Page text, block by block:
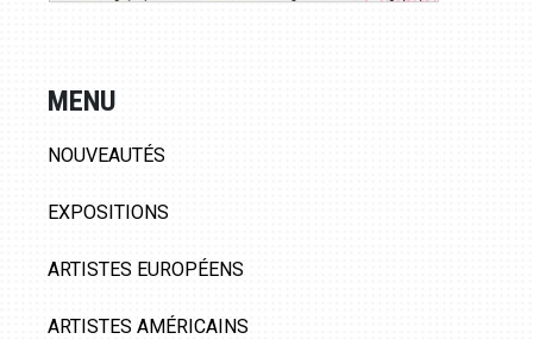
MENU
NOUVEAUTÉS
EXPOSITIONS
ARTISTES EUROPÉENS
ARTISTES AMÉRICAINS